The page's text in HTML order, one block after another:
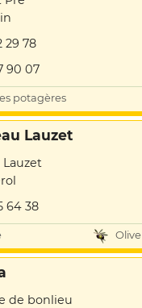
29 78
90 07
potagères
Lauzet
Lauzet
64 38
Olive
de bonlieu